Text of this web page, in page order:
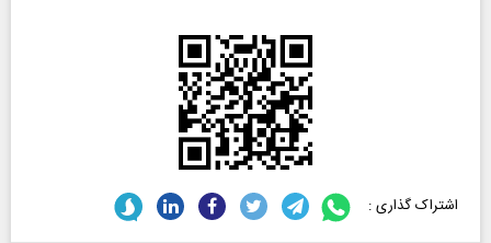
اشتراک گذاری :